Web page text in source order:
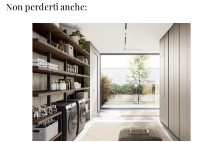
Non perderti anche: